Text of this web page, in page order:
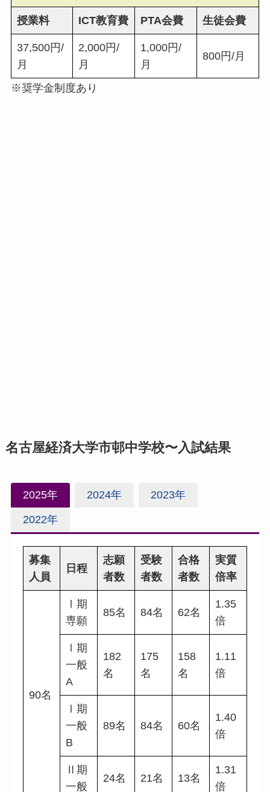
授業料 ICT教育費 PTA会費 生徒会費
37,500円/
月
2,000円/
月
1,000円/
月
800円/月
※奨学金制度あり
名古屋経済大学市邨中学校〜入試結果
2025年 2024年 2023年
2022年
募集
人員
日程
志願
者数
受験
者数
合格
者数
実質
倍率
90名
Ⅰ期
専願
85名 84名 62名
1.35
倍
Ⅰ期
一般
A
182
名
175
名
158
名
1.11
倍
Ⅰ期
一般
B
89名 84名 60名
1.40
倍
Ⅱ期
一般
24名 21名 13名
1.31
倍